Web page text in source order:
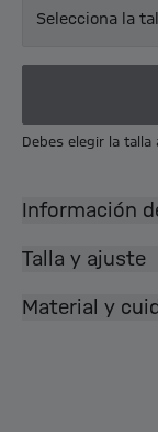
Selecciona la
Debes elegir la
Información
Talla y ajuste
Material y